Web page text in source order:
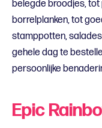
belegde broodjes, tot
borrelplanken, tot
stamppotten,
gehele dag te
persoonlijke
Epic